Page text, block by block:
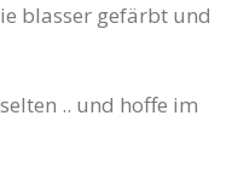
blasser gefärbt und
.. und hoffe im